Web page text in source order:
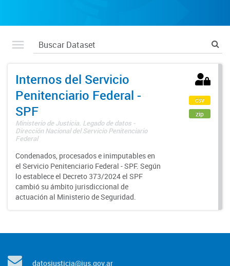
Internos del Servicio
Penitenciario Federal -
SPF
Ministerio de Justicia. Legado de datos -
Dirección Nacional del Servicio Penitenciario
Federal
Condenados, procesados e inimputables en
el Servicio Penitenciario Federal - SPF. Según
lo establece el Decreto 373/2024 el SPF
cambió su ámbito jurisdiccional de
actuación al Ministerio de Seguridad.
csv
zip
datosjusticia@jus.gov.ar